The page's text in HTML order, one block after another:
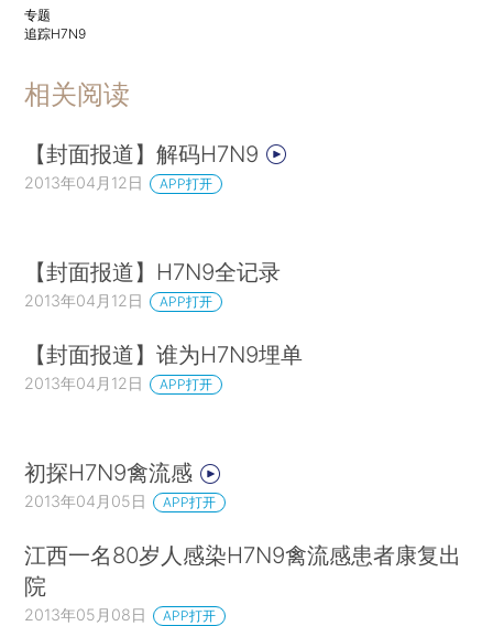
专题
追踪H7N9
相关阅读
【封面报道】解码H7N9
2013年04月12日 APP打开
【封面报道】H7N9全记录
2013年04月12日 APP打开
【封面报道】谁为H7N9埋单
2013年04月12日 APP打开
初探H7N9禽流感
2013年04月05日 APP打开
江西一名80岁人感染H7N9禽流感患者康复出
院
2013年05月08日 APP打开